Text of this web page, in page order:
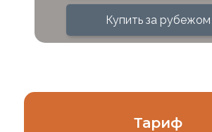
Купить за рубежом
Тариф